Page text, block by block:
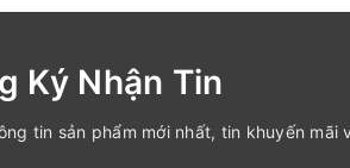
Ký Nhận Tin
tin sản phẩm mới nhất, tin khuyến mãi